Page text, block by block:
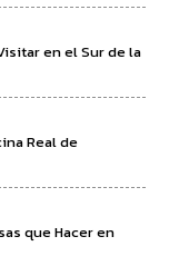
en el Sur de la
Real de
que Hacer en